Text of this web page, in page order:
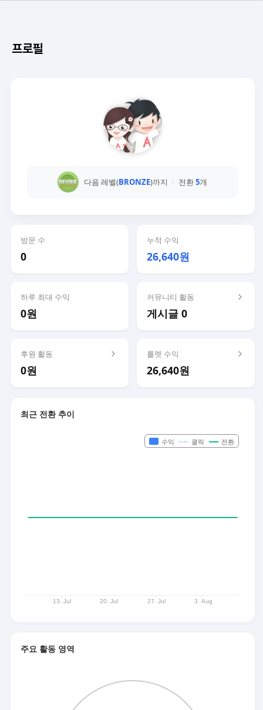
프로필
다음 레벨(BRONZE)까지 전환5개
방문 수
0
누적 수익
26,640원
하루 최대 수익
0원
커뮤니티 활동
게시글 0
후원 활동
0원
룰렛 수익
26,640원
최근 전환 추이
주요 활동 영역